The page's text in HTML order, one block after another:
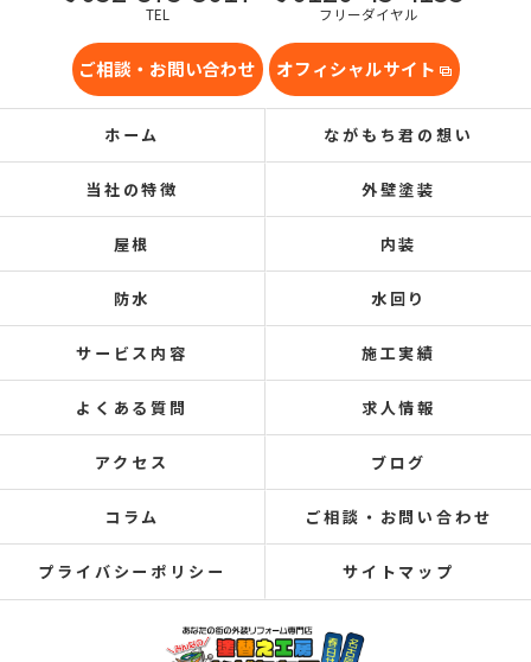
TEL フリーダイヤル
ご相談・お問い合わせ オフィシャルサイト
ホーム ながもち君の想い
当社の特徴 外壁塗装
屋根 内装
防水 水回り
サービス内容 施工実績
よくある質問 求人情報
アクセス ブログ
コラム ご相談・お問い合わせ
プライバシーポリシー サイトマップ